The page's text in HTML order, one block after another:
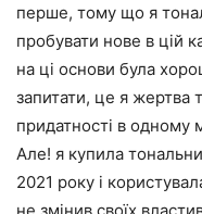
перше, тому що я
пробувати нове в цій
на ці основи була
запитати, це я жертва
придатності в одному
Але! я купила
2021 року і
не змінив своїх